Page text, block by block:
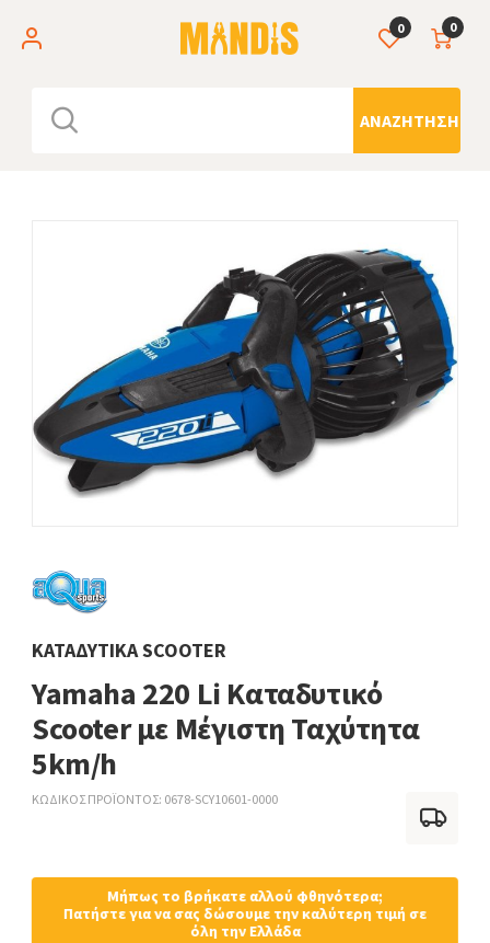
0
ΑΝΑΖΉΤΗΣΗ
0
ΚΑΤΑΔΥΤΙΚΆ SCOOTER
Yamaha 220 Li Καταδυτικό
Scooter με Μέγιστη Ταχύτητα
5km/h
ΚΩΔΙΚΟΣ ΠΡΟΪΟΝΤΟΣ 0678-SCY10601-0000
Μήπως το βρήκατε αλλού φθηνότερα;
Πατήστε για να σας δώσουμε την καλύτερη τιμή σε
όλη την Ελλάδα